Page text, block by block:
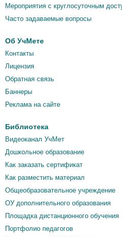
Мероприятия c круглосуточным
Часто задаваемые вопросы
Об УчМете
Контакты
Лицензия
Обратная связь
Баннеры
Реклама на сайте
Библиотека
Видеоканал УчМет
Дошкольное образование
Как заказать сертификат
Как разместить материал
Общеобразовательное учреждение
ОУ дополнительного образования
Площадка дистанционного обучения
Портфолио педагогов